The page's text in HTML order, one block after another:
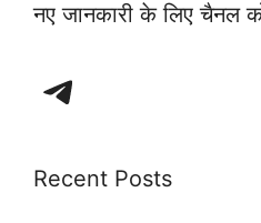
नए जानकारी के लिए चैनल
Telegram
Recent Posts